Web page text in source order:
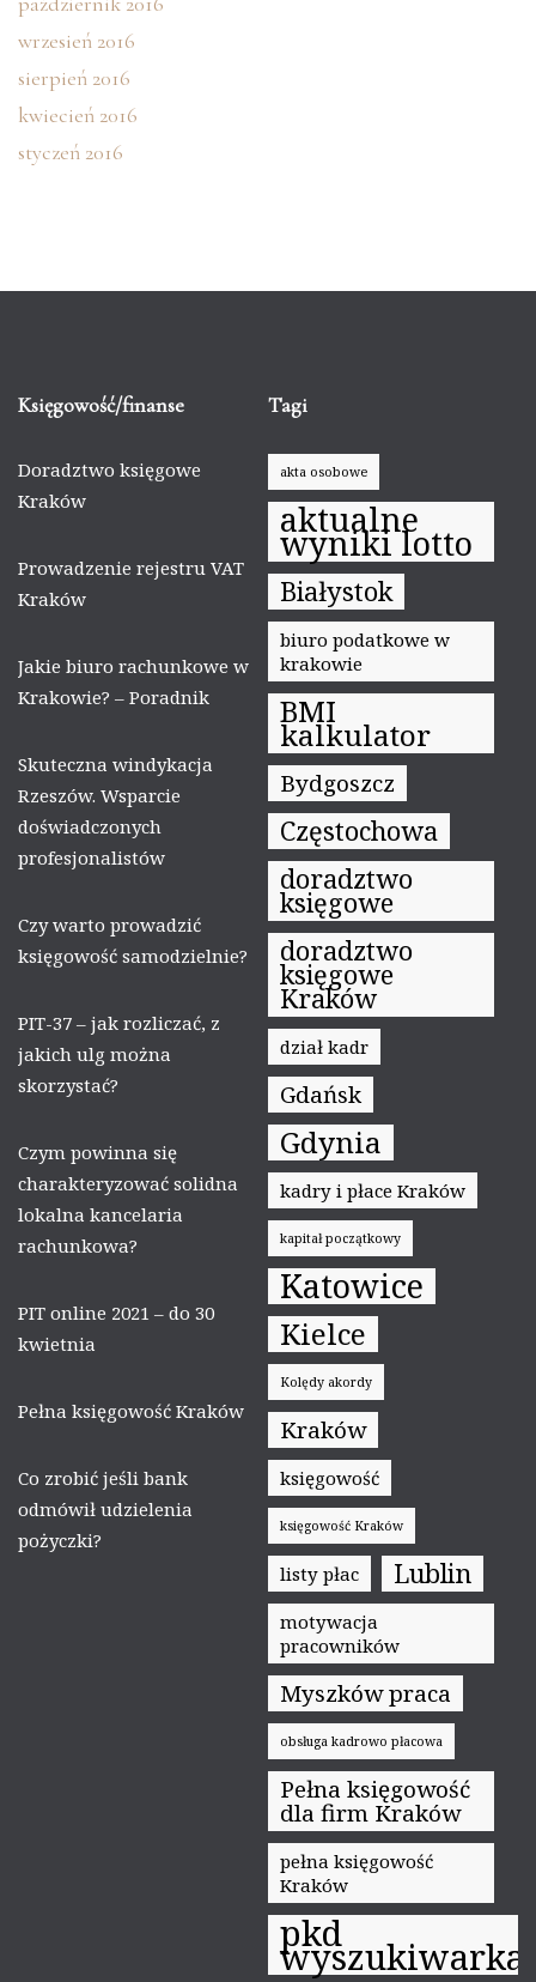
wrzesień 2016
sierpień 2016
kwiecień 2016
styczeń 2016
Księgowość/finanse
Doradztwo księgowe
Kraków
Prowadzenie rejestru VAT
Kraków
Jakie biuro rachunkowe w
Krakowie? – Poradnik
Skuteczna windykacja
Rzeszów. Wsparcie
doświadczonych
profesjonalistów
Czy warto prowadzić
księgowość samodzielnie?
PIT-37 – jak rozliczać, z
jakich ulg można
skorzystać?
Czym powinna się
charakteryzować solidna
lokalna kancelaria
rachunkowa?
PIT online 2021 – do 30
kwietnia
Pełna księgowość Kraków
Co zrobić jeśli bank
odmówił udzielenia
pożyczki?
Tagi
akta osobowe
aktualne
wyniki lotto
Białystok
biuro podatkowe w
krakowie
BMI
kalkulator
Bydgoszcz
Częstochowa
doradztwo
księgowe
doradztwo
księgowe
Kraków
dział kadr
Gdańsk
Gdynia
kadry i płace Kraków
kapitał początkowy
Katowice
Kielce
Kolędy akordy
Kraków
księgowość
księgowość Kraków
listy płac Lublin
motywacja
pracowników
Myszków praca
obsługa kadrowo płacowa
Pełna księgowość
dla firm Kraków
pełna księgowość
Kraków
pkd
wyszukiwarka